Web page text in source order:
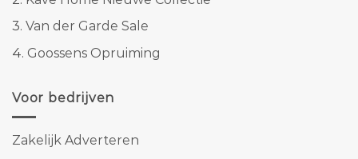
3. Van der Garde Sale
4. Goossens Opruiming
Voor bedrijven
Zakelijk Adverteren